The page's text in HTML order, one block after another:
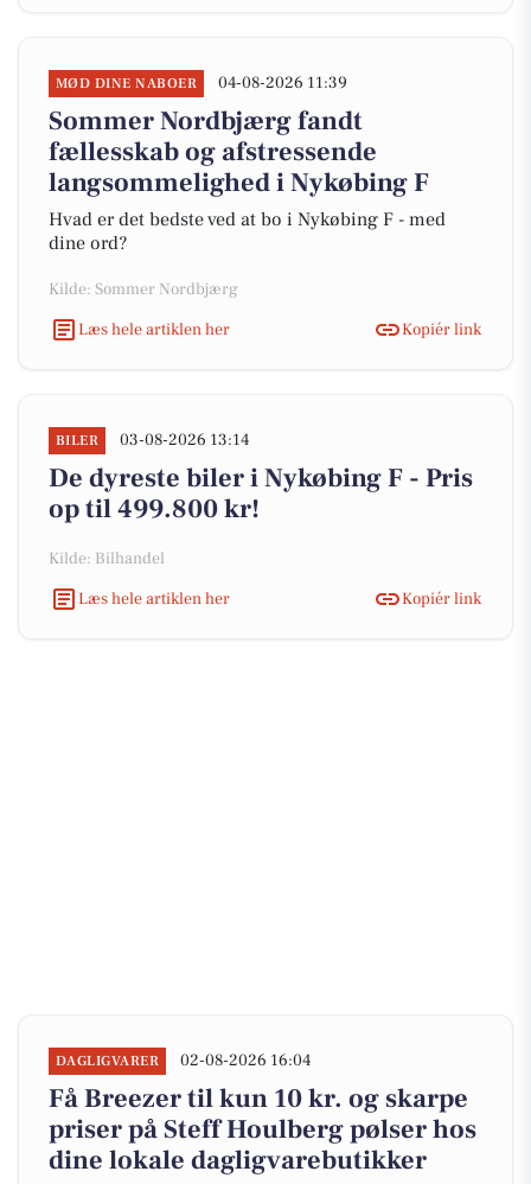
MØD DINE NABOER 04-08-2026 11:39
Sommer Nordbjærg fandt
fællesskab og afstressende
langsommelighed i Nykøbing F
Hvad er det bedste ved at bo i Nykøbing F - med
dine ord?
Kilde: Sommer Nordbjærg
Læs hele artiklen her
Kopiér link
BILER 03-08-2026 13:14
De dyreste biler i Nykøbing F - Pris
op til 499.800 kr!
Kilde: Bilhandel
Læs hele artiklen her
Kopiér link
DAGLIGVARER 02-08-2026 16:04
Få Breezer til kun 10 kr. og skarpe
priser på Steff Houlberg pølser hos
dine lokale dagligvarebutikker